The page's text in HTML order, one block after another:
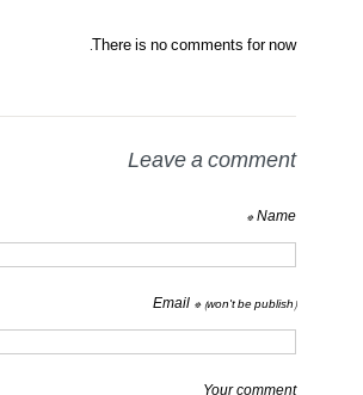
There is no comments for now.
Leave a comment
Name *
Email * (won't be publish)